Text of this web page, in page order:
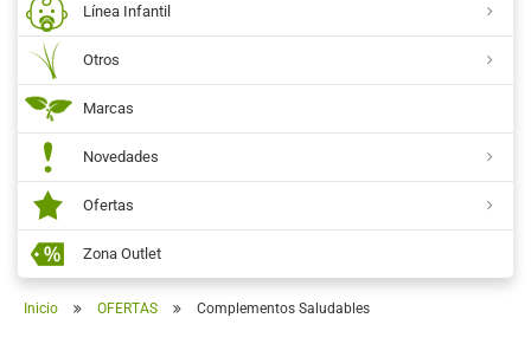
Línea Infantil
Otros
Marcas
Novedades
Ofertas
Zona Outlet
Inicio OFERTAS Complementos Saludables